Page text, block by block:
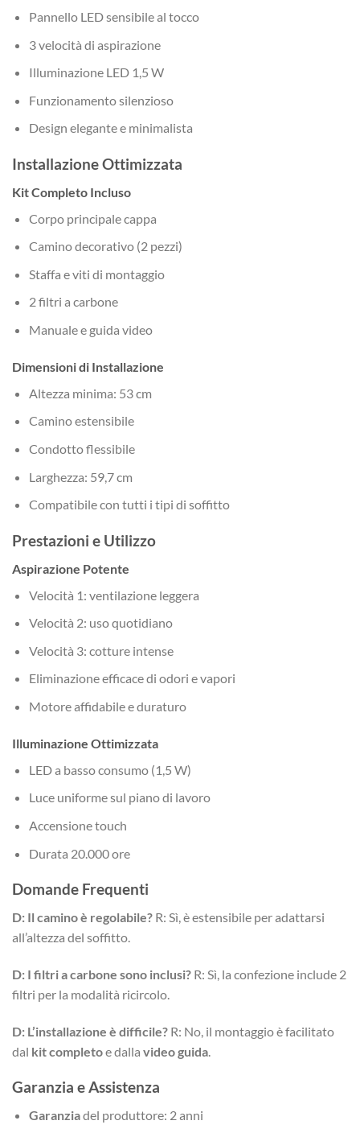
Pannello LED sensibile al tocco
3 velocità di aspirazione
Illuminazione LED 1,5 W
Funzionamento silenzioso
Design elegante e minimalista
Installazione Ottimizzata
Kit Completo Incluso
Corpo principale cappa
Camino decorativo (2 pezzi)
Staffa e viti di montaggio
2 filtri a carbone
Manuale e guida video
Dimensioni di Installazione
Altezza minima: 53 cm
Camino estensibile
Condotto flessibile
Larghezza: 59,7 cm
Compatibile con tutti i tipi di soffitto
Prestazioni e Utilizzo
Aspirazione Potente
Velocità 1: ventilazione leggera
Velocità 2: uso quotidiano
Velocità 3: cotture intense
Eliminazione efficace di odori e vapori
Motore affidabile e duraturo
Illuminazione Ottimizzata
LED a basso consumo (1,5 W)
Luce uniforme sul piano di lavoro
Accensione touch
Durata 20.000 ore
Domande Frequenti
D: Il camino è regolabile? R: Sì, è estensibile per adattarsi
all’altezza del soffitto.
D: I filtri a carbone sono inclusi? R: Sì, la confezione include 2
filtri per la modalità ricircolo.
D: L’installazione è difficile? R: No, il montaggio è facilitato
dal kit completoe dalla video guida
Garanzia e Assistenza
Garanziadel produttore: 2 anni